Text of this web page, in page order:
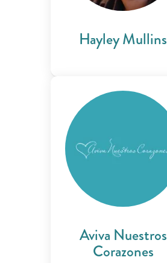
Hayley Mullins
Aviva Nuestros
Corazones